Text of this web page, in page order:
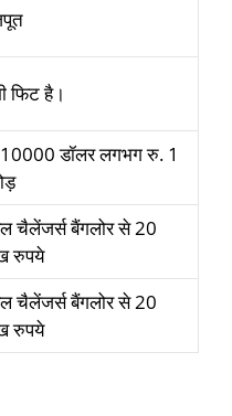
फिट है।
डॉलर लगभग रु. 1
चैलेंजर्स बैंगलोर से 20
रुपये
चैलेंजर्स बैंगलोर से 20
रुपये